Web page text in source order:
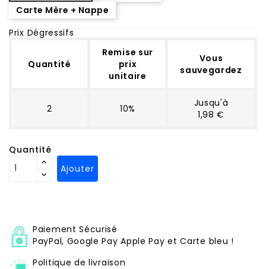
Carte Mère + Nappe
Prix Dégressifs
Quantité
Remise sur
prix
unitaire
Vous
sauvegardez
2 10%
Jusqu'à
1,98 €
Quantité
Ajouter
Paiement Sécurisé
PayPal, Google Pay Apple Pay et Carte bleu !
Politique de livraison